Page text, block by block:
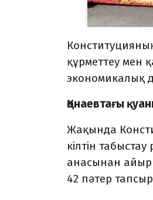
құр­меттеу мен
экономи­калық
Қонаевтағы
Жақында
кілтін
анасынан
42 пәтер